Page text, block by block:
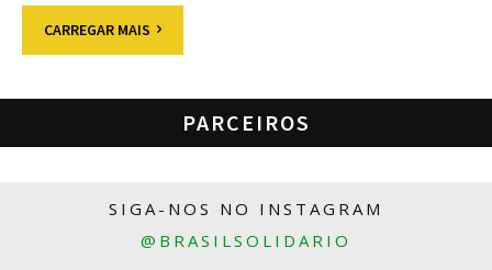
CARREGAR MAIS
PARCEIROS
SIGA-NOS NO INSTAGRAM
@BRASILSOLIDARIO